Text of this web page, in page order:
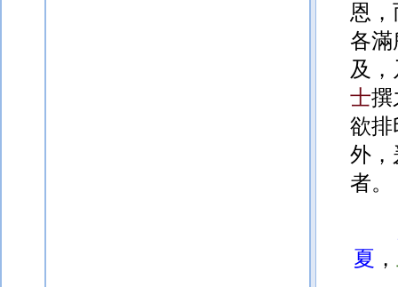
恩
各滿
及
士撰
欲排
外，
者。
夏 ，